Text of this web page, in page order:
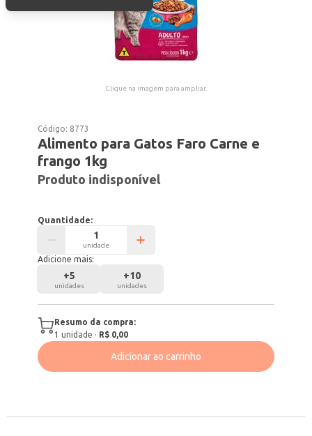
Clique na imagem para ampliar.
Código: 8773
Alimento para Gatos Faro Carne e
frango 1kg
Produto indisponível
Quantidade:
unidade
Adicione mais:
+5
unidades
+10
unidades
Resumo da compra:
1 unidade · R$ 0,00
Adicionar ao carrinho